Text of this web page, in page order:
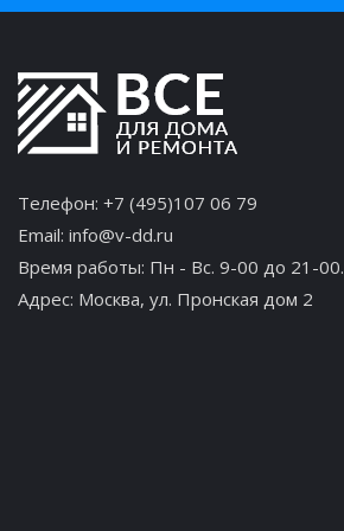
Телефон: +7 (495)107 06 79
Email: info@v-dd.ru
Время работы: Пн - Вс. 9-00 до 21-00.
Адрес: Москва, ул. Пронская дом 2